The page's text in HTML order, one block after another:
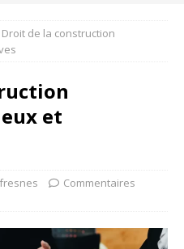
Droit de la construction
et
Commentaires